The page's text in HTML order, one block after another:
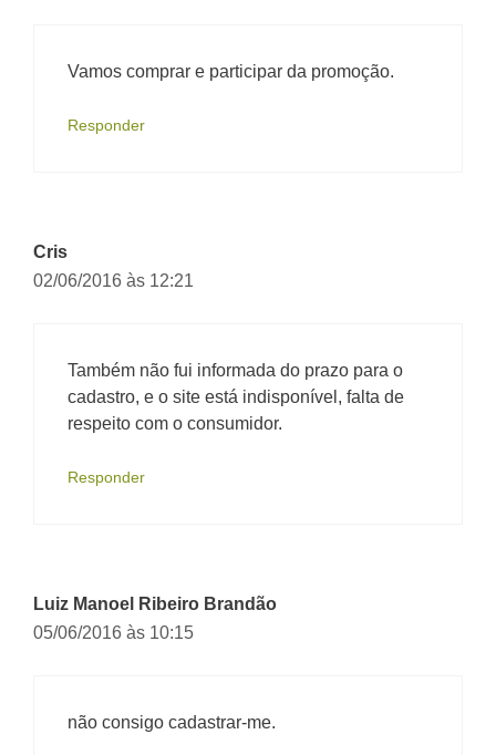
Vamos comprar e participar da promoção.
Responder
Cris
02/06/2016 às 12:21
Também não fui informada do prazo para o
cadastro, e o site está indisponível, falta de
respeito com o consumidor.
Responder
Luiz Manoel Ribeiro Brandão
05/06/2016 às 10:15
não consigo cadastrar-me.